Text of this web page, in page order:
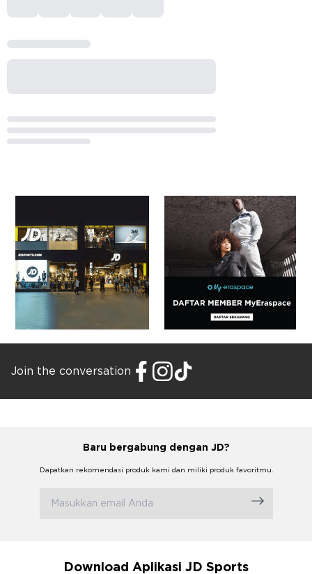
Join the conversation
Baru bergabung dengan JD?
Dapatkan rekomendasi produk kami dan miliki produk favoritmu.
Download Aplikasi JD Sports